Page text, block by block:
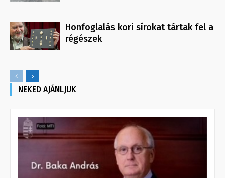
Honfoglalás kori sírokat tártak fel a
régészek
NEKED AJÁNLJUK